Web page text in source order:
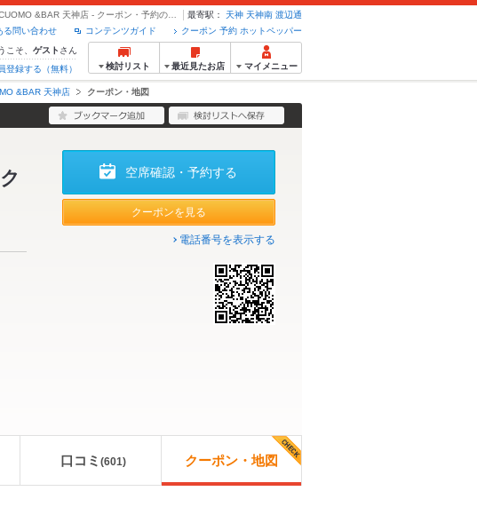
最寄駅： 天神 天神南 渡辺通
クーポン 予約 ホットペッパー
コンテンツガイド
る問い合わせ
こそ、 ゲスト さん
登録する（無料）
検討リスト 最近見たお店 マイメニュー
&BAR 天神店 クーポン・地図
空席確認・予約する
クーポンを見る
電話番号を表示する
口コミ (601) クーポン・地図